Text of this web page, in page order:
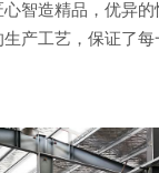
智造精品，优异
产工艺，保证了